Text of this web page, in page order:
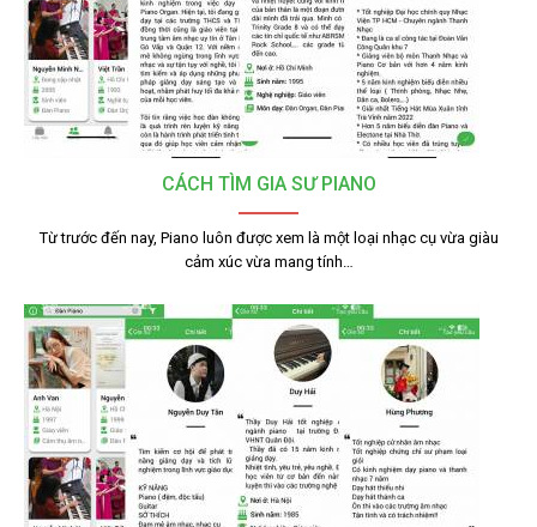
CÁCH TÌM GIA SƯ PIANO
Từ trước đến nay, Piano luôn được xem là một loại nhạc cụ vừa giàu
cảm xúc vừa mang tính…